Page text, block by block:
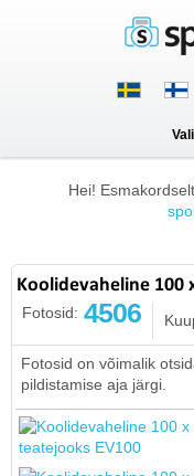
Hei!
Koolidevaheline 100
Fotosid: 4506
Fotosid on võimalik
pildistamise aja järgi.